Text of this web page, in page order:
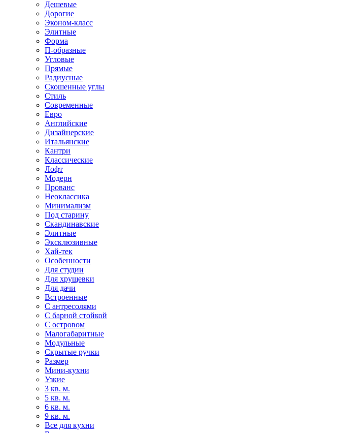
Дешевые
Дорогие
Эконом-класс
Элитные
Форма
П-образные
Угловые
Прямые
Радиусные
Скошенные углы
Стиль
Современные
Евро
Английские
Дизайнерские
Итальянские
Кантри
Классические
Лофт
Модерн
Прованс
Неоклассика
Минимализм
Под старину
Скандинавские
Элитные
Эксклюзивные
Хай-тек
Особенности
Для студии
Для хрущевки
Для дачи
Встроенные
С антресолями
С барной стойкой
С островом
Малогабаритные
Модульные
Скрытые ручки
Размер
Мини-кухни
Узкие
3 кв. м.
5 кв. м.
6 кв. м.
9 кв. м.
Все для кухни